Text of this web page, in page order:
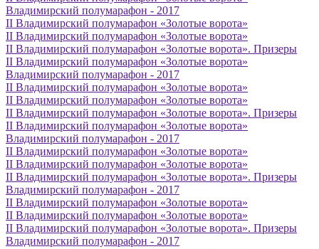
Владимирский полумарафон - 2017
II Владимирский полумарафон «Золотые ворота»
II Владимирский полумарафон «Золотые ворота»
II Владимирский полумарафон «Золотые ворота». Призеры
II Владимирский полумарафон «Золотые ворота»
Владимирский полумарафон - 2017
II Владимирский полумарафон «Золотые ворота»
II Владимирский полумарафон «Золотые ворота»
II Владимирский полумарафон «Золотые ворота». Призеры
II Владимирский полумарафон «Золотые ворота»
Владимирский полумарафон - 2017
II Владимирский полумарафон «Золотые ворота»
II Владимирский полумарафон «Золотые ворота»
II Владимирский полумарафон «Золотые ворота». Призеры
Владимирский полумарафон - 2017
II Владимирский полумарафон «Золотые ворота»
II Владимирский полумарафон «Золотые ворота»
II Владимирский полумарафон «Золотые ворота». Призеры
Владимирский полумарафон - 2017